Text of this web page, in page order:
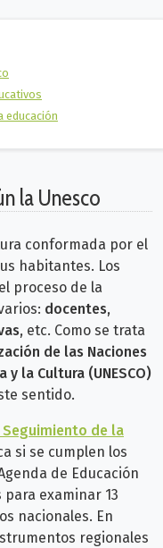
educación
la Unesco
conformada por el
habitantes. Los
proceso de la
docentes,
, etc. Como se trata
de las Naciones
y la Cultura (UNESCO)
sentido.
de la
si se cumplen los
de Educación
examinar 13
nacionales. En
regionales